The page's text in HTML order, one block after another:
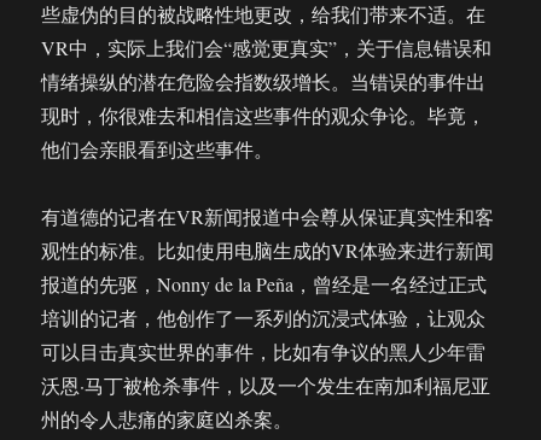
些虚伪的目的被战略性地更改，给我们带来不适。在
VR中，实际上我们会“感觉更真实”，关于信息错误和
情绪操纵的潜在危险会指数级增长。当错误的事件出
现时，你很难去和相信这些事件的观众争论。毕竟，
他们会亲眼看到这些事件。
有道德的记者在VR新闻报道中会尊从保证真实性和客
观性的标准。比如使用电脑生成的VR体验来进行新闻
报道的先驱，Nonny de la Peña，曾经是一名经过正式
培训的记者，他创作了一系列的沉浸式体验，让观众
可以目击真实世界的事件，比如有争议的黑人少年雷
沃恩·马丁被枪杀事件，以及一个发生在南加利福尼亚
州的令人悲痛的家庭凶杀案。